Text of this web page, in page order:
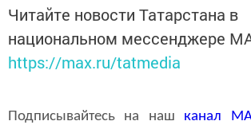
Читайте новости Татарстана в
национальном мессенджере
https://max.ru/tatmedia
Подписывайтесь на наш канал